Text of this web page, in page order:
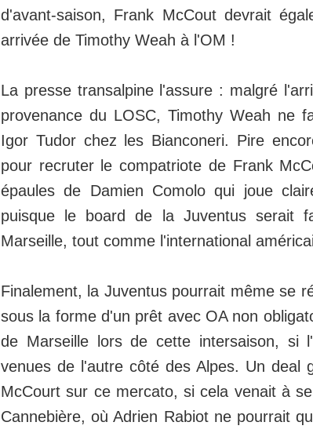
d'avant-saison, Frank McCout devrait
arrivée de Timothy Weah à l'OM !
La presse transalpine l'assure : malgré
provenance du LOSC, Timothy Weah ne
Igor Tudor chez les Bianconeri. Pire
pour recruter le compatriote de Frank
épaules de Damien Comolo qui joue
puisque le board de la Juventus serait
Marseille, tout comme l'international
Finalement, la Juventus pourrait même se
sous la forme d'un prêt avec OA non
de Marseille lors de cette intersaison, si
venues de l'autre côté des Alpes. Un deal
McCourt sur ce mercato, si cela venait à
Cannebière, où Adrien Rabiot ne pourrait